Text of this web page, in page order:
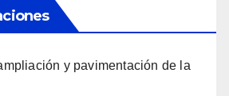
y pavimentación de la